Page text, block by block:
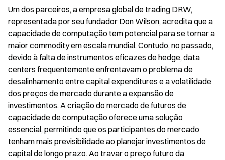
Um dos parceiros, a empresa global de trading DRW,
representada por seu fundador Don Wilson, acredita que a
capacidade de computação tem potencial para se tornar a
maior commodity em escala mundial. Contudo, no passado,
devido à falta de instrumentos eficazes de hedge, data
centers frequentemente enfrentavam o problema de
desalinhamento entre capital expenditures e a volatilidade
dos preços de mercado durante a expansão de
investimentos. A criação do mercado de futuros de
capacidade de computação oferece uma solução
essencial, permitindo que os participantes do mercado
tenham mais previsibilidade ao planejar investimentos de
capital de longo prazo. Ao travar o preço futuro da